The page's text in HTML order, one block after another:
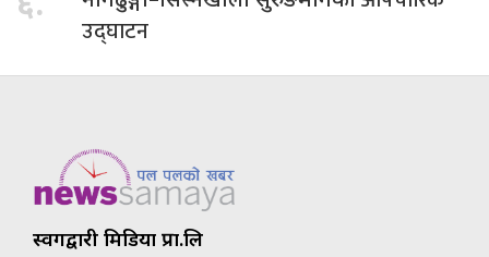
उद्घाटन
स्वर्गद्वारी मिडिया प्रा.लि